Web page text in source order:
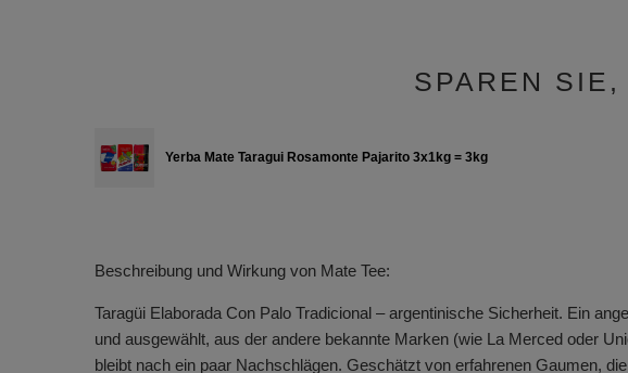
SPAREN
Yerba Mate Taragui Rosamonte Pajarito 3x1kg = 3kg
Beschreibung und Wirkung von Mate Tee:
Taragüi Elaborada Con Palo Tradicional – argentinische Sicherheit. Ein
und ausgewählt, aus der andere bekannte Marken (wie La Merced oder
bleibt nach ein paar Nachschlägen. Geschätzt von erfahrenen Gaumen,